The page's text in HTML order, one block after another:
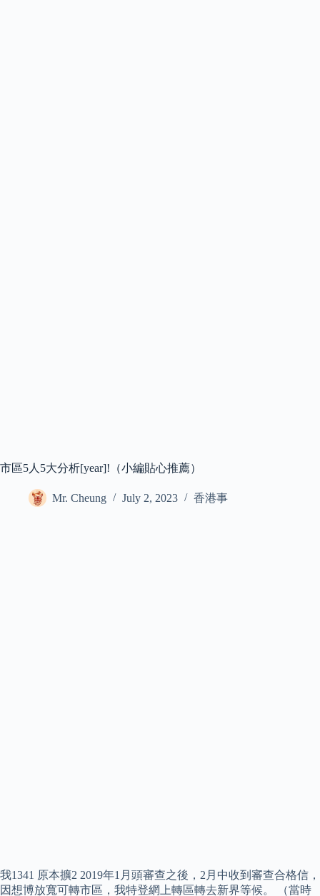
市區5人5大分析[year]!（小編貼心推薦）
Mr. Cheung July 2, 2023 香港事
我1341 原本擴2 2019年1月頭審查之後，2月中收到審查合格信，
因想博放寬可轉市區，我特登網上轉區轉去新界等候。 （當時